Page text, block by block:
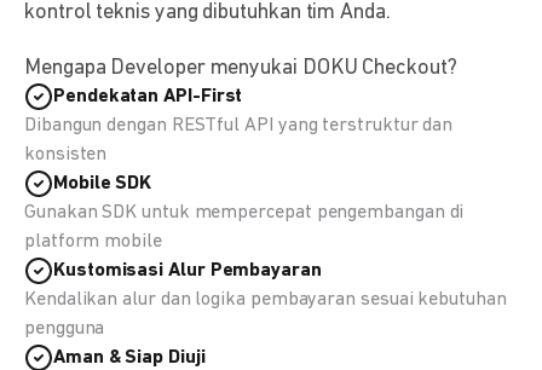
kontrol teknis yang dibutuhkan tim Anda.
Mengapa Developer menyukai DOKU Checkout?
Pendekatan API-First
Dibangun dengan RESTful API yang terstruktur dan
konsisten
Mobile SDK
Gunakan SDK untuk mempercepat pengembangan di
platform mobile
Kustomisasi Alur Pembayaran
Kendalikan alur dan logika pembayaran sesuai kebutuhan
pengguna
Aman & Siap Diuji